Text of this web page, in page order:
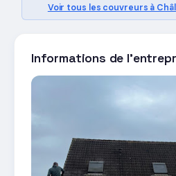
Voir tous les couvreurs à
Informations de